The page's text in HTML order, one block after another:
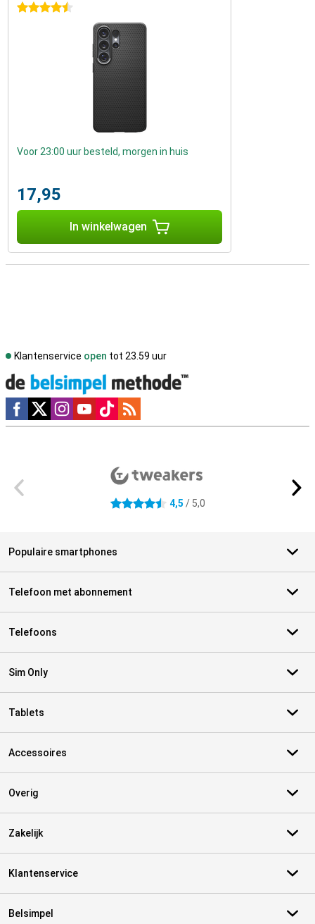
4.5 sterren
Voor 23:00 uur besteld, morgen in huis
17,95
In winkelwagen
Klantenservice open tot 23.59 uur
Social media
4.5 sterren 4,5 / 5,0
Populaire smartphones
Telefoon met abonnement
Telefoons
Sim Only
Tablets
Accessoires
Overig
Zakelijk
Klantenservice
Belsimpel